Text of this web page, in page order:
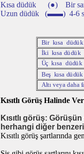
Kısa düdük (●) Bir
Uzun düdük (▬▬) 4-6
Bir kısa düdük
İki kısa düdük
Üç kısa düdük
Beş kısa düdük
Altı veya daha f
Kısıtlı Görüş Halinde
Kısıtlı görüş: Görüşün
herhangi diğer
Kısıtlı görüş şartlarında